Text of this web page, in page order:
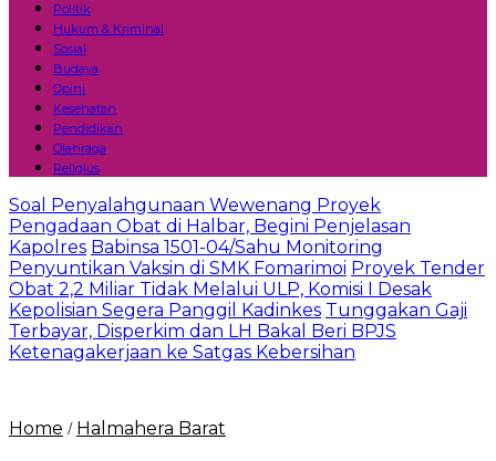
Politik
Hukum & Kriminal
Sosial
Budaya
Opini
Kesehatan
Pendidikan
Olahraga
Religius
Soal Penyalahgunaan Wewenang Proyek
Pengadaan Obat di Halbar, Begini Penjelasan
Kapolres Babinsa 1501-04/Sahu Monitoring
Penyuntikan Vaksin di SMK Fomarimoi Proyek Tender
Obat 2,2 Miliar Tidak Melalui ULP, Komisi I Desak
Kepolisian Segera Panggil Kadinkes Tunggakan Gaji
Terbayar, Disperkim dan LH Bakal Beri BPJS
Ketenagakerjaan ke Satgas Kebersihan
Home / Halmahera Barat